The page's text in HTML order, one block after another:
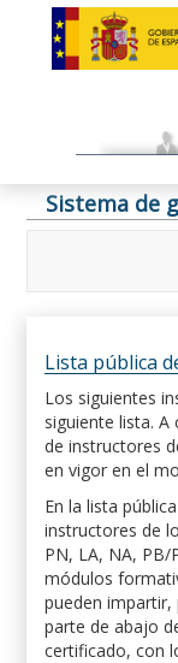
Sistema de
Lista pública
Los siguientes
siguiente lista.
de instructores
en vigor en el
En la lista
instructores de
PN, LA, NA, PB/
módulos
pueden
parte de abajo
certificado, con